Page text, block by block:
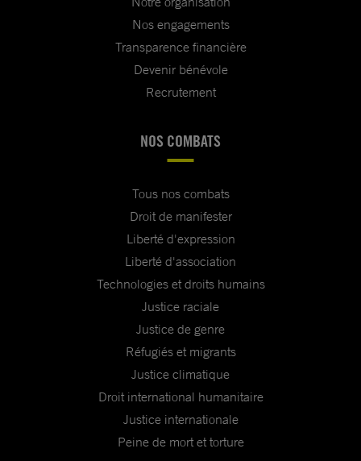
Nos engagements
Transparence financière
Devenir bénévole
Recrutement
NOS COMBATS
Tous nos combats
Droit de manifester
Liberté d'expression
Liberté d'association
Technologies et droits humains
Justice raciale
Justice de genre
Réfugiés et migrants
Justice climatique
Droit international humanitaire
Justice internationale
Peine de mort et torture